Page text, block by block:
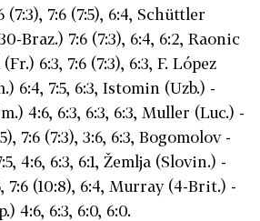
(7:3), 7:6 (7:5), 6:4, Schüttler
Braz.) 7:6 (7:3), 6:4, 6:2, Raonic
6:3, 7:6 (7:3), 6:3, F. López
6:4, 7:5, 6:3, Istomin (Uzb.) -
4:6, 6:3, 6:3, 6:3, Muller (Luc.) -
7:6 (7:3), 3:6, 6:3, Bogomolov -
4:6, 6:3, 6:1, Žemlja (Slovin.) -
7:6 (10:8), 6:4, Murray (4-Brit.) -
4:6, 6:3, 6:0, 6:0.